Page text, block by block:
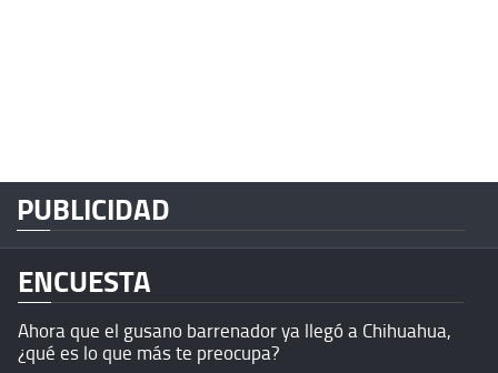
PUBLICIDAD
ENCUESTA
Ahora que el gusano barrenador ya llegó a Chihuahua,
¿qué es lo que más te preocupa?